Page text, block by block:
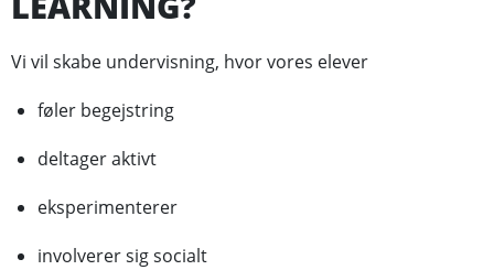
Vi vil skabe undervisning, hvor vores elever
føler begejstring
deltager aktivt
eksperimenterer
involverer sig socialt